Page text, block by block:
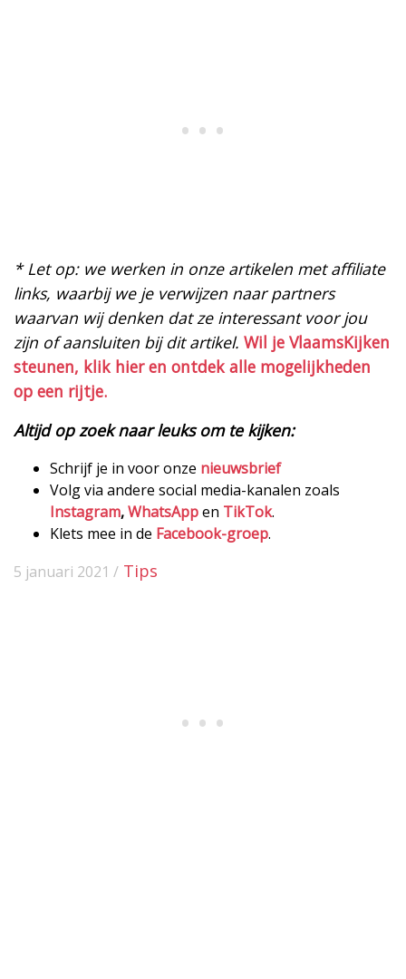
* Let op: we werken in onze artikelen met affiliate
links, waarbij we je verwijzen naar partners
waarvan wij denken dat ze interessant voor jou
zijn of aansluiten bij dit artikel. Wil je VlaamsKijken
steunen, klik hier en ontdek alle mogelijkheden
op een rijtje.
Altijd op zoek naar leuks om te kijken:
Schrijf je in voor onze nieuwsbrief
Volg via andere social media-kanalen zoals
Instagram,WhatsAppen TikTok.
Klets mee in de Facebook-groep.
5 januari 2021 / Tips